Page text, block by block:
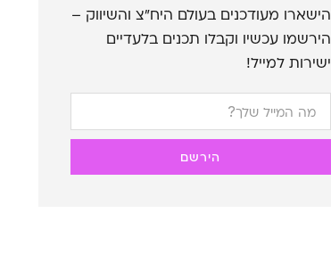
הישארו מעודכנים בעולם היח”צ והשיווק –
הירשמו עכשיו וקבלו תכנים בלעדיים
ישירות למייל!
הירשם